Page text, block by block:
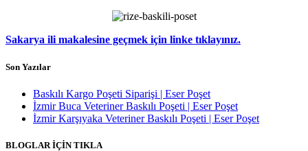
Sakarya ili makalesine geçmek için linke tıklayınız.
Son Yazılar
Baskılı Kargo Poşeti Siparişi | Eser Poşet
İzmir Buca Veteriner Baskılı Poşeti | Eser Poşet
İzmir Karşıyaka Veteriner Baskılı Poşeti | Eser Poşet
BLOGLAR İÇİN TIKLA